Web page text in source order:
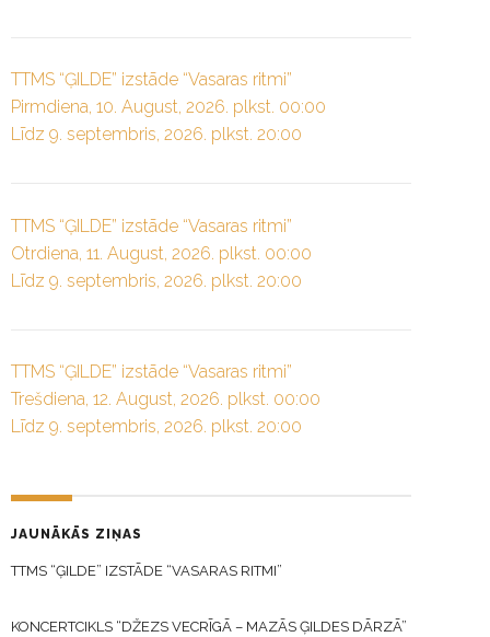
TTMS “ĢILDE” izstāde “Vasaras ritmi”
Pirmdiena, 10. August, 2026. plkst. 00:00
Līdz 9. septembris, 2026. plkst. 20:00
TTMS “ĢILDE” izstāde “Vasaras ritmi”
Otrdiena, 11. August, 2026. plkst. 00:00
Līdz 9. septembris, 2026. plkst. 20:00
TTMS “ĢILDE” izstāde “Vasaras ritmi”
Trešdiena, 12. August, 2026. plkst. 00:00
Līdz 9. septembris, 2026. plkst. 20:00
JAUNĀKĀS ZIŅAS
TTMS “ĢILDE” IZSTĀDE “VASARAS RITMI”
KONCERTCIKLS “DŽEZS VECRĪGĀ – MAZĀS ĢILDES DĀRZĀ”